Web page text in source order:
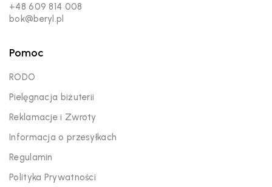
+48 609 814 008
bok@beryl.pl
Pomoc
RODO
Pielęgnacja biżuterii
Reklamacje i Zwroty
Informacja o przesyłkach
Regulamin
Polityka Prywatności